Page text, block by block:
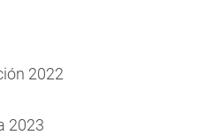
2022
2023